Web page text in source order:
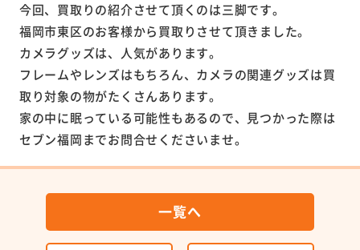
今回、買取りの紹介させて頂くのは三脚です。
福岡市東区のお客様から買取りさせて頂きました。
カメラグッズは、人気があります。
フレームやレンズはもちろん、カメラの関連グッズは買
取り対象の物がたくさんあります。
家の中に眠っている可能性もあるので、見つかった際は
セブン福岡までお問合せくださいませ。
一覧へ